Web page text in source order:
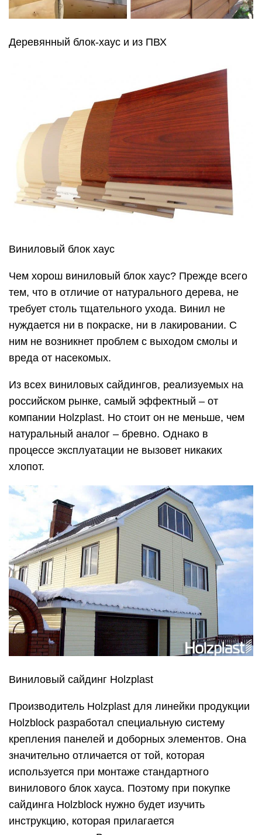
Деревянный блок-хаус и из ПВХ
Виниловый блок хаус
Чем хорош виниловый блок хаус? Прежде всего
тем, что в отличие от натурального дерева, не
требует столь тщательного ухода. Винил не
нуждается ни в покраске, ни в лакировании. С
ним не возникнет проблем с выходом смолы и
вреда от насекомых.
Из всех виниловых сайдингов, реализуемых на
российском рынке, самый эффектный – от
компании Holzplast. Но стоит он не меньше, чем
натуральный аналог – бревно. Однако в
процессе эксплуатации не вызовет никаких
хлопот.
Виниловый сайдинг Holzplast
Производитель Holzplast для линейки продукции
Holzblock разработал специальную систему
крепления панелей и доборных элементов. Она
значительно отличается от той, которая
используется при монтаже стандартного
винилового блок хауса. Поэтому при покупке
сайдинга Holzblock нужно будет изучить
инструкцию, которая прилагается